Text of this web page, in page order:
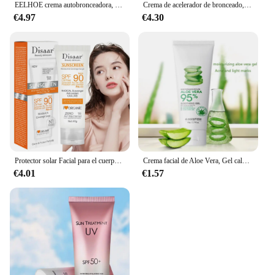
EELHOE crema autobronceadora, crema bronceadora de bronce para Control de aceite facial, hidratación de larga duración, reparación del sol, cuidado de la piel
€4.97
Crema de acelerador de bronceado, bronceador intensivo sin sol, sin daño UV después de la reparación solar, loción de bronceado corporal Solarium al aire libre
€4.30
Protector solar Facial para el cuerpo, crema solar blanqueadora, fps 90, hidratante, antienvejecimiento, control de aceite y polvo, Reduce la melanina, cuidado de la piel
€4.01
Crema facial de Aloe Vera, Gel calmante de Aloe Vera, elimina el acné, crema hidratante de día después del sol, lociones, reparación de la piel, cuidado de la piel
€1.57